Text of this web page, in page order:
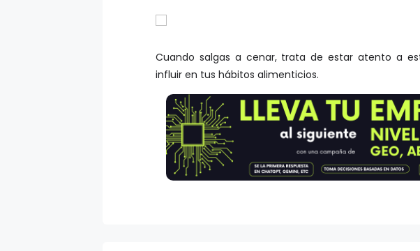
Cuando salgas a cenar, trata de estar atento a
influir en tus hábitos alimenticios.